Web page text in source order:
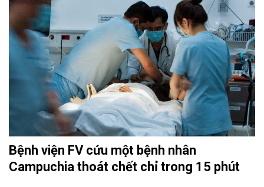
Bệnh viện FV cứu một bệnh nhân
Campuchia thoát chết chỉ trong 15 phút